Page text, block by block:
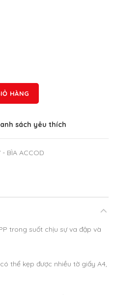
HÀNG
sách yêu thích
- BÌA ACCOD
trong suốt chịu sự va đập và
thể kẹp được nhiều tờ giấy A4,